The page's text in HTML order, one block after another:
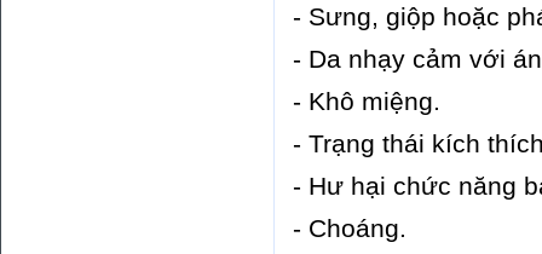
- Sưng, giộp hoặc
- Da nhạy cảm với
- Khô miệng.
- Trạng thái kích
- Hư hại chức năng
- Choáng.